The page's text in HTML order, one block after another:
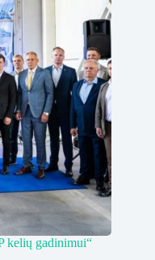
kelių gadinimui“